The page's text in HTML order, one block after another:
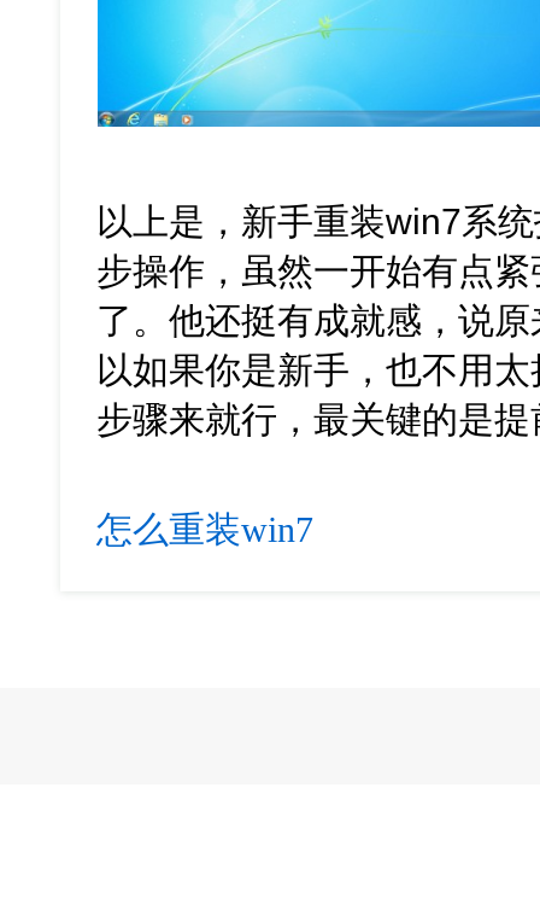
以上是，新手重装win7系
步操作，虽然一开始有点
了。他还挺有成就感，说
以如果你是新手，也不用
步骤来就行，最关键的是
怎么重装win7